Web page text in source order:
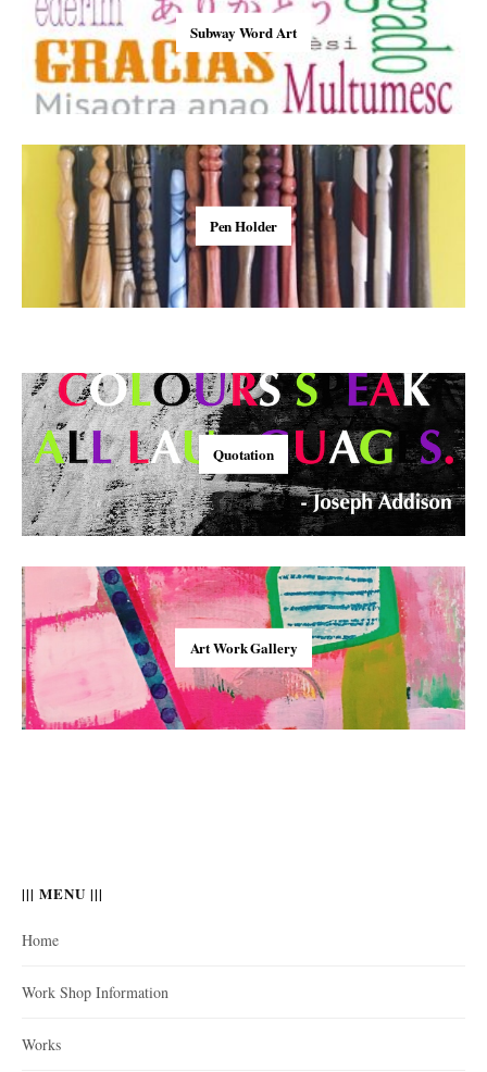
Subway Word Art
Pen Holder
Quotation
Art Work Gallery
||| MENU |||
Home
Work Shop Information
Works